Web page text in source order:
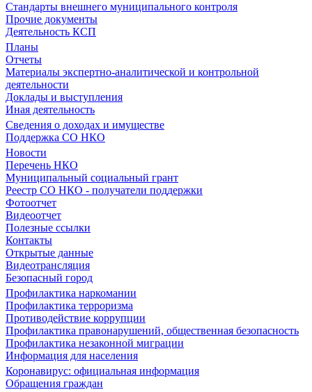
Стандарты внешнего муниципального контроля
Прочие документы
Деятельность КСП
Планы
Отчеты
Материалы экспертно-аналитической и контрольной
деятельности
Доклады и выступления
Иная деятельность
Сведения о доходах и имуществе
Поддержка СО НКО
Новости
Перечень НКО
Муниципальный социальный грант
Реестр СО НКО - получатели поддержки
Фотоотчет
Видеоотчет
Полезные ссылки
Контакты
Открытые данные
Видеотрансляция
Безопасный город
Профилактика наркомании
Профилактика терроризма
Противодействие коррупции
Профилактика правонарушений, общественная безопасность
Профилактика незаконной миграции
Информация для населения
Коронавирус: официальная информация
Обращения граждан